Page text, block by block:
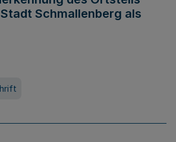
Schmallenberg als